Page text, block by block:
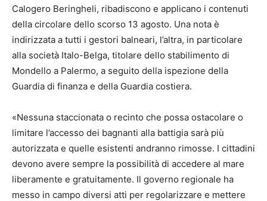
Calogero Beringheli, ribadiscono e applicano i contenuti
della circolare dello scorso 13 agosto. Una nota è
indirizzata a tutti i gestori balneari, l’altra, in particolare
alla società Italo-Belga, titolare dello stabilimento di
Mondello a Palermo, a seguito della ispezione della
Guardia di finanza e della Guardia costiera.
«Nessuna staccionata o recinto che possa ostacolare o
limitare l’accesso dei bagnanti alla battigia sarà più
autorizzata e quelle esistenti andranno rimosse. I cittadini
devono avere sempre la possibilità di accedere al mare
liberamente e gratuitamente. Il governo regionale ha
messo in campo diversi atti per regolarizzare e mettere